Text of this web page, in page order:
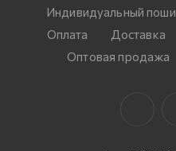
Индивидуальный
Оплата
Доставка
Оптовая продажа